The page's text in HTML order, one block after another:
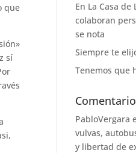
que
sí
En La Casa de
colaboran
se nota
Siempre te
Tenemos que
PabloVergara
vulvas,
y libertad de